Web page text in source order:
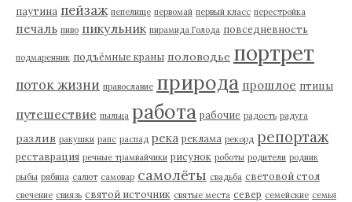
паутина пейзаж пепелище первомай первый класс перестройка
печаль пиво пикульник пирамида Голода повседневность
подмаренник подъёмные краны половодье портрет
поток жизни православие природа прошлое птицы
путешествие пыльца работа рабочие радость радуга
разлив ракушки рапс распад река реклама рекорд репортаж
реставрация речные трамвайчики рисунок роботы родители родник
рыбы рябина салют самовар самолёты свадьба световой стол
свечение свиязь святой источник святые места север семейские семья